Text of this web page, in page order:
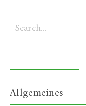
Allgemeines